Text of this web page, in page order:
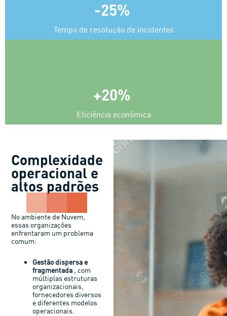
-25% ​
Tempo de resolução de incidentes
+20% ​
Eficiência econômica
Complexidade
operacional e
altos padrões
No ambiente de Nuvem,
essas organizações
enfrentaram um problema
comum:
Gestão dispersa e
fragmentada , com
múltiplas estruturas
organizacionais,
fornecedores diversos
e diferentes modelos
operacionais.